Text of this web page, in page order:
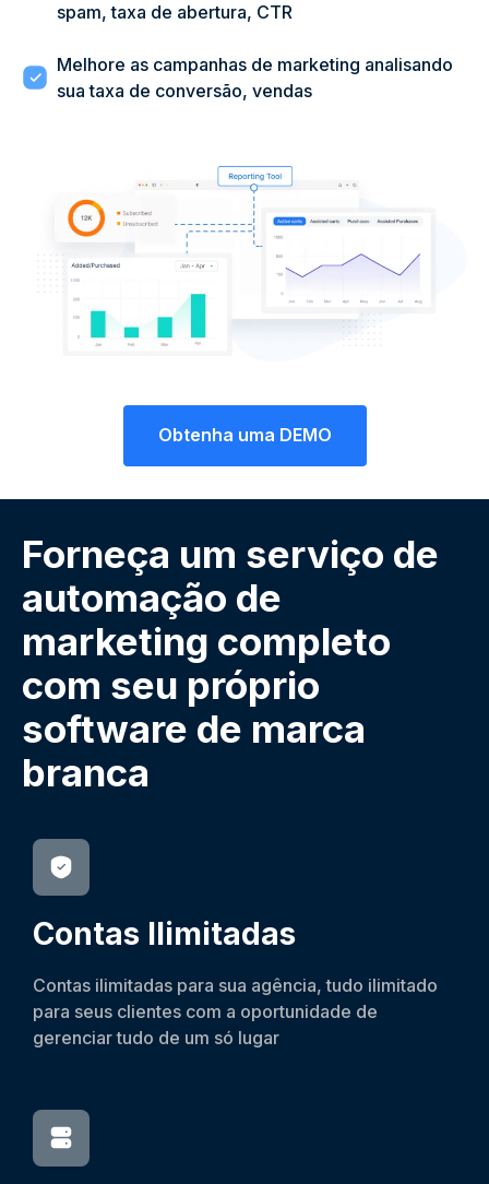
spam, taxa de abertura, CTR
Melhore as campanhas de marketing analisando
sua taxa de conversão, vendas
Obtenha uma DEMO
Forneça um serviço de
automação de
marketing completo
com seu próprio
software de marca
branca
Contas Ilimitadas
Contas ilimitadas para sua agência, tudo ilimitado
para seus clientes com a oportunidade de
gerenciar tudo de um só lugar